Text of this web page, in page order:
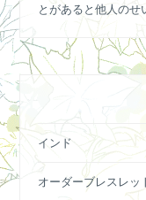
とがあると他人のせ
インド
オーダーブレスレッ